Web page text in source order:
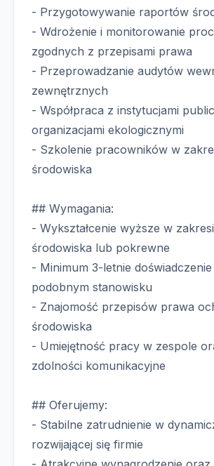
- Przygotowywanie raportów
- Wdrożenie i monitorowanie
zgodnych z przepisami prawa
- Przeprowadzanie audytów
zewnętrznych
- Współpraca z instytucjami
organizacjami ekologicznymi
- Szkolenie pracowników w
środowiska
## Wymagania:
- Wykształcenie wyższe w
środowiska lub pokrewne
- Minimum 3-letnie
podobnym stanowisku
- Znajomość przepisów prawa
środowiska
- Umiejętność pracy w zespole
zdolności komunikacyjne
## Oferujemy:
- Stabilne zatrudnienie w
rozwijającej się firmie